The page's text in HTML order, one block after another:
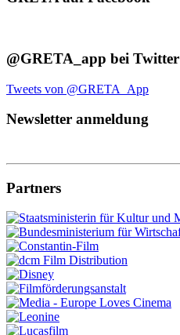
@GRETA_app bei Twitter
Tweets von @GRETA_App
Newsletter anmeldung
Partners